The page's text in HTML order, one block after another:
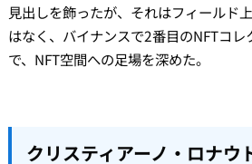
見出しを飾ったが、それはフィールド
はなく、バイナンスで2番目のNFTコレ
で、NFT空間への足場を深めた。
クリスティアーノ・ロナウ